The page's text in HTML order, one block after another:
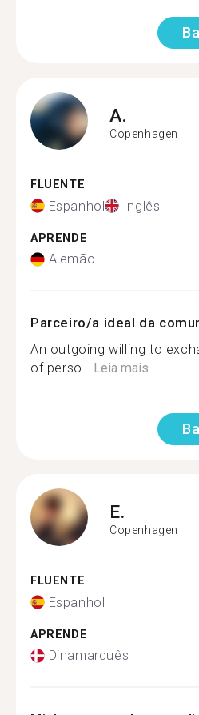
A.
Copenhagen
FLUENTE
Espanhol Inglês
APRENDE
Alemão
Parceiro/a ideal da
An outgoing willing to
of perso...Leia mais
E.
Copenhagen
FLUENTE
Espanhol
APRENDE
Dinamarquês